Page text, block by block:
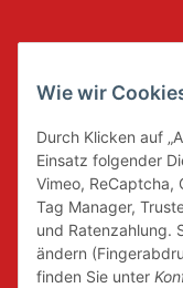
Wie wir
Durch Klicken auf
Einsatz folgender
Vimeo, ReCaptcha,
Tag Manager,
und Ratenzahlung.
ändern
finden Sie unter